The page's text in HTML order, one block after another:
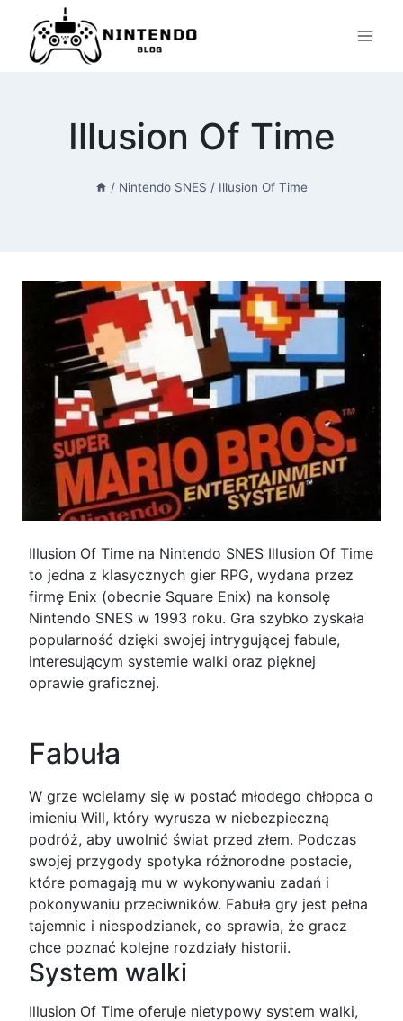
Przeskocz
treści
Illusion Of Time
/ Nintendo SNES / Illusion Of Time
Illusion Of Time na Nintendo SNES Illusion Of Time
to jedna z klasycznych gier RPG, wydana przez
firmę Enix (obecnie Square Enix) na konsolę
Nintendo SNES w 1993 roku. Gra szybko zyskała
popularność dzięki swojej intrygującej fabule,
interesującym systemie walki oraz pięknej
oprawie graficznej.
Fabuła
W grze wcielamy się w postać młodego chłopca o
imieniu Will, który wyrusza w niebezpieczną
podróż, aby uwolnić świat przed złem. Podczas
swojej przygody spotyka różnorodne postacie,
które pomagają mu w wykonywaniu zadań i
pokonywaniu przeciwników. Fabuła gry jest pełna
tajemnic i niespodzianek, co sprawia, że gracz
chce poznać kolejne rozdziały historii.
System walki
Illusion Of Time oferuje nietypowy system walki,